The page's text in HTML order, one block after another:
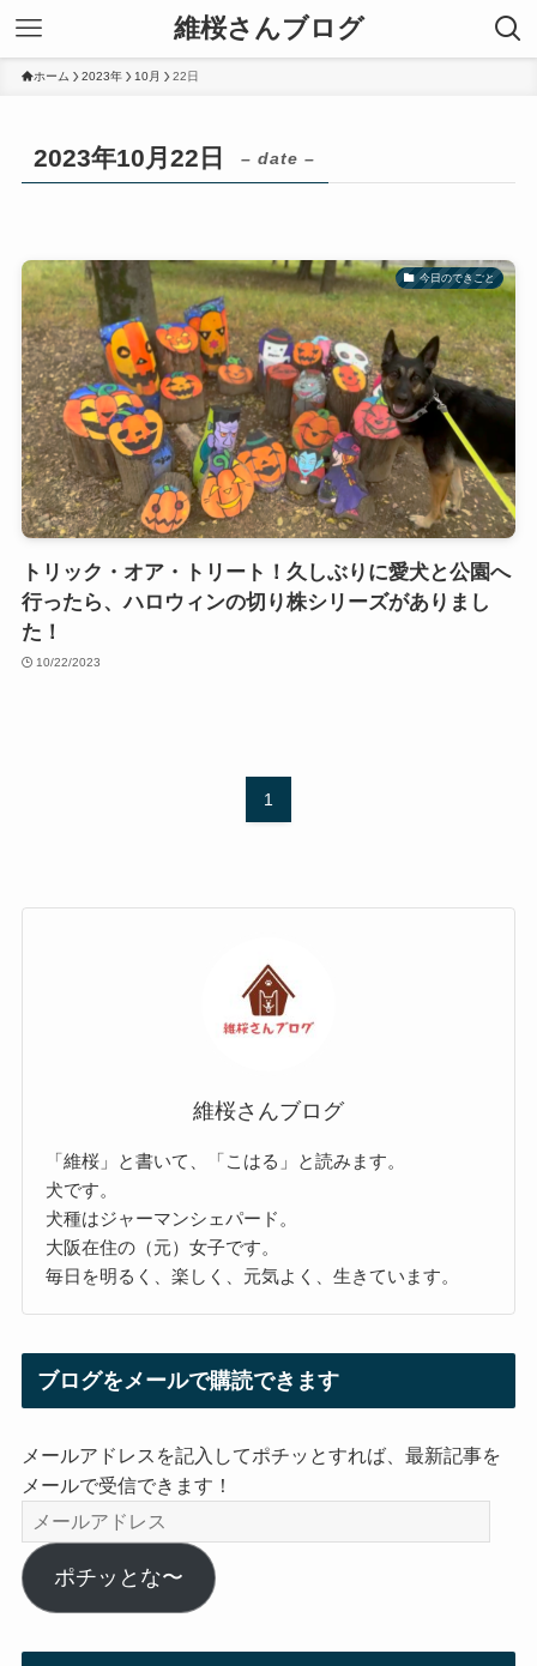
維桜さんブログ
ホーム 2023年 10月 22日
2023年10月22日 – date –
今日のできごと
トリック・オア・トリート！久しぶりに愛犬と公園へ
行ったら、ハロウィンの切り株シリーズがありまし
た！
10/22/2023
1
維桜さんブログ
「維桜」と書いて、「こはる」と読みます。
犬です。
犬種はジャーマンシェパード。
大阪在住の（元）女子です。
毎日を明るく、楽しく、元気よく、生きています。
ブログをメールで購読できます
メールアドレスを記入してポチッとすれば、最新記事を
メールで受信できます！
メ
ー
ル
ア
ポチッとな〜